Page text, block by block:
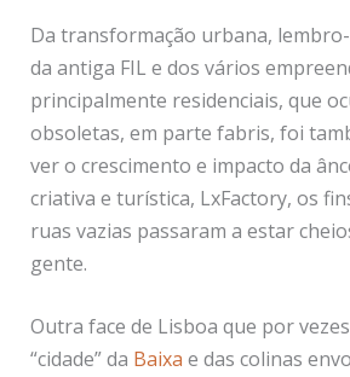
Da transformação urbana,
da antiga FIL e dos vários
principalmente residenciais, que
obsoletas, em parte fabris, foi
ver o crescimento e impacto da
criativa e turística, LxFactory, os
ruas vazias passaram a estar
gente.
Outra face de Lisboa que por
“cidade” da Baixa e das colinas